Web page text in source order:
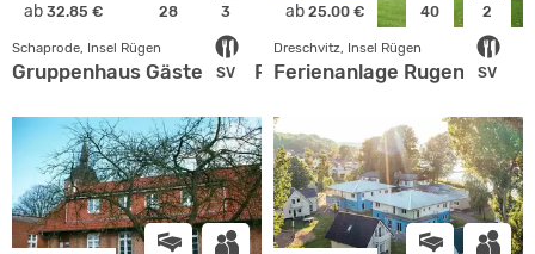
ab 32.85 € 28 3
SV
Schaprode, Insel Rügen
Gruppenhaus Gästehaus Rügen
ab 25.00 € 40 2
SV
Dreschvitz, Insel Rügen
Ferienanlage Rugenhof